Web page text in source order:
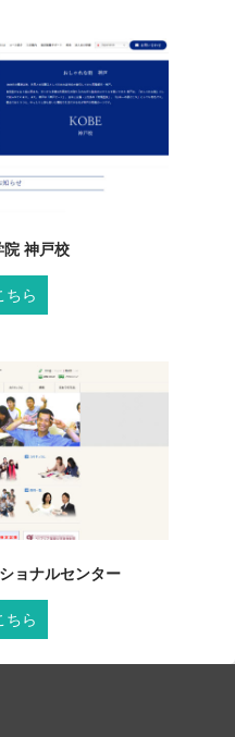
院 神戸校
ちら
ョナルセンター
ちら